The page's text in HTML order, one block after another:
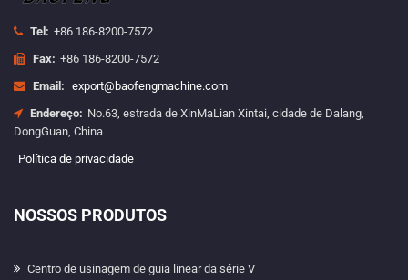
Tel: +86 186-8200-7572
Fax: +86 186-8200-7572
Email: export@baofengmachine.com
Endereço: No.63, estrada de XinMaLian Xintai, cidade de Dalang,
DongGuan, China
Política de privacidade
NOSSOS PRODUTOS
Centro de usinagem de guia linear da série V